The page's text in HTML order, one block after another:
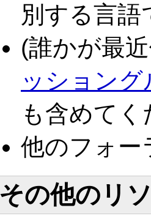
別する言
(誰かが最
ッショング
も含めて
他のフォー
その他のリ